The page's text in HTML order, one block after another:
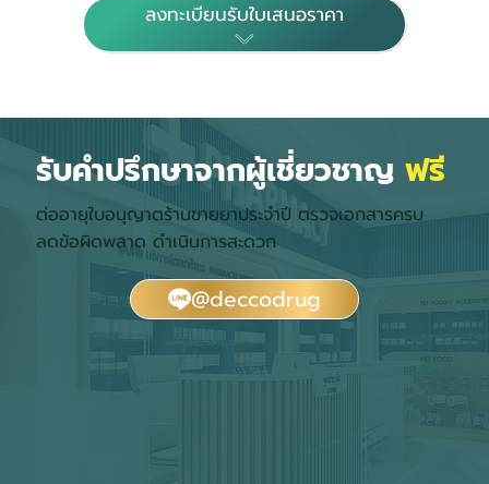
ลงทะเบียนรับใบเสนอราคา
รับคำปรึกษาจากผู้เชี่ยวชาญ ฟรี
ต่ออายุใบอนุญาตร้านขายยาประจำปี ตรวจเอกสารครบ
ลดข้อผิดพลาด ดำเนินการสะดวก
@deccodrug